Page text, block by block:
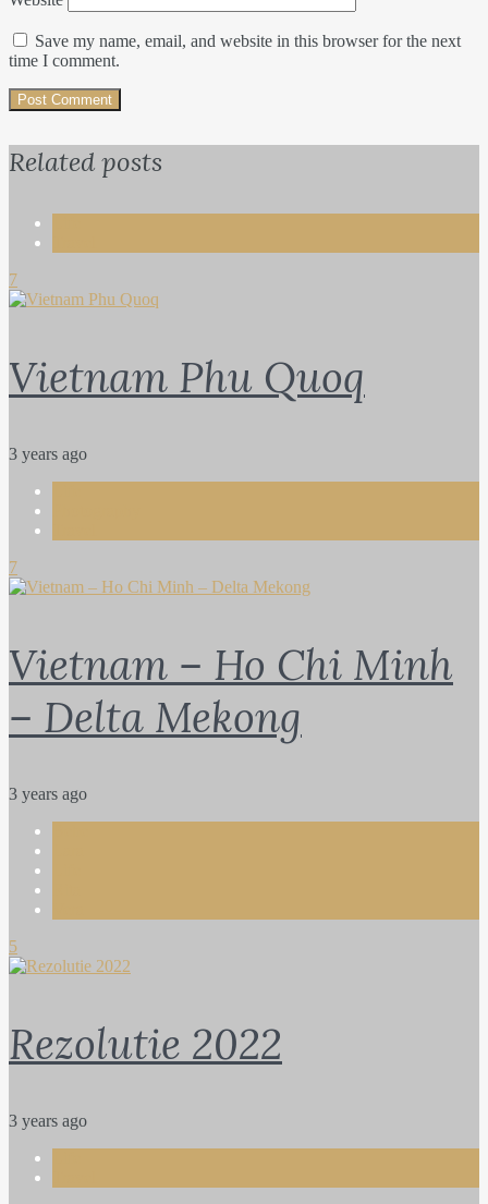
Save my name, email, and website in this browser for the next
time I comment.
Related posts
7
Vietnam Phu Quoq
3 years ago
7
Vietnam – Ho Chi Minh
– Delta Mekong
3 years ago
5
Rezolutie 2022
3 years ago